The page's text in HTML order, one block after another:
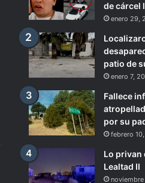
de cárcel
enero 29,
patio de
enero 7,
Fallece
por su
febrero
Lo privan
Lealtad II
noviembre